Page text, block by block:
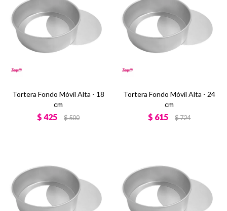
Tortera Fondo Móvil Alta - 18
cm
$ 425 $500
Tortera Fondo Móvil Alta - 24
cm
$ 615 $724